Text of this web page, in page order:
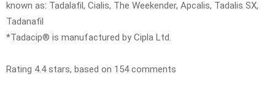
known as: Tadalafil, Cialis, The Weekender, Apcalis, Tadalis SX,
Tadanafil
*Tadacip® is manufactured by Cipla Ltd.
Rating 4.4stars, based on 154comments